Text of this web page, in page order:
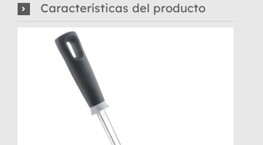
Características del producto